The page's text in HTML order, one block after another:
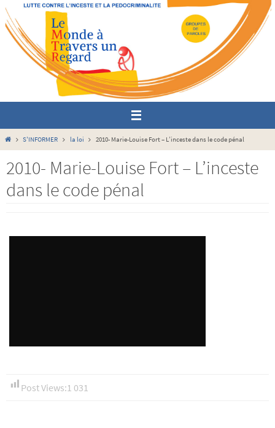
Passer
vers
contenu
HomeS'INFORMER la loi 2010- Marie-Louise Fort – L’inceste dans le code pénal
2010- Marie-Louise Fort – L’inceste
dans le code pénal
Post Views:1 031